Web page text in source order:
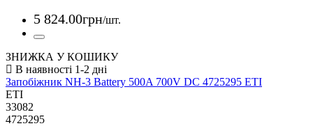
5 824.00грн/шт.
ЗНИЖКА У КОШИКУ
Запобіжник NH-3 Battery 500A 700V DC 4725295 ETI
ETI
33082
4725295